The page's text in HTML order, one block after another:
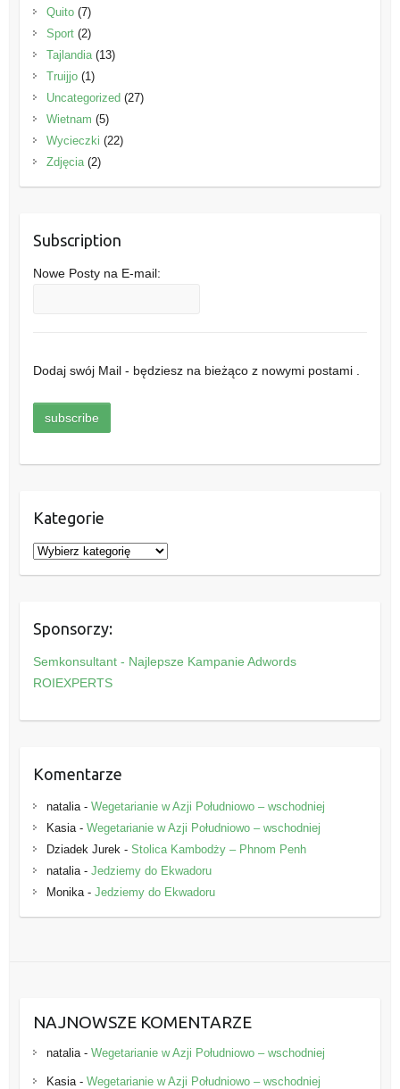
Quito(7)
Sport(2)
Tajlandia(13)
Truijjo(1)
Uncategorized(27)
Wietnam (5)
Wycieczki (22)
Zdjęcia(2)
Subscription
Nowe Posty na E-mail:
Dodaj swój Mail - będziesz na bieżąco z nowymi postami .
Kategorie
K
a
g
o
r
e
Sponsorzy:
Semkonsultant - Najlepsze Kampanie Adwords
ROIEXPERTS
Komentarze
natalia- Wegetarianie w Azji Południowo – wschodniej
Kasia- Wegetarianie w Azji Południowo – wschodniej
Dziadek Jurek - Stolica Kambodży – Phnom Penh
natalia- Jedziemy do Ekwadoru
Monika- Jedziemy do Ekwadoru
NAJNOWSZE KOMENTARZE
natalia- Wegetarianie w Azji Południowo – wschodniej
Kasia- Wegetarianie w Azji Południowo – wschodniej